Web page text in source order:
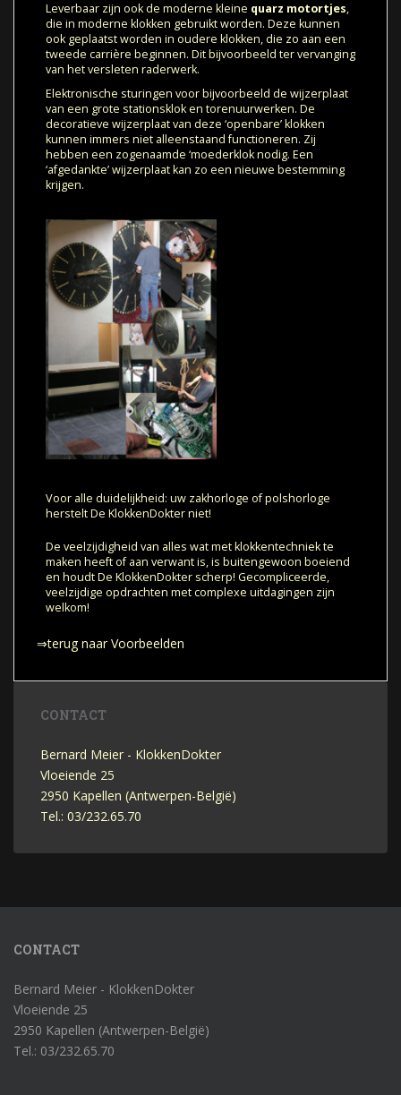
Leverbaar zijn ook de moderne kleine quarz motortjes,
die in moderne klokken gebruikt worden. Deze kunnen
ook geplaatst worden in oudere klokken, die zo aan een
tweede carrière beginnen. Dit bijvoorbeeld ter vervanging
van het versleten raderwerk.
Elektronische sturingen voor bijvoorbeeld de wijzerplaat
van een grote stationsklok en torenuurwerken. De
decoratieve wijzerplaat van deze ‘openbare’ klokken
kunnen immers niet alleenstaand functioneren. Zij
hebben een zogenaamde ‘moederklok nodig. Een
‘afgedankte’ wijzerplaat kan zo een nieuwe bestemming
krijgen.
Voor alle duidelijkheid: uw zakhorloge of polshorloge
herstelt De KlokkenDokter niet!
De veelzijdigheid van alles wat met klokkentechniek te
maken heeft of aan verwant is, is buitengewoon boeiend
en houdt De KlokkenDokter scherp! Gecompliceerde,
veelzijdige opdrachten met complexe uitdagingen zijn
welkom!
⇒terug naar Voorbeelden
CONTACT
Bernard Meier - KlokkenDokter
Vloeiende 25
2950 Kapellen (Antwerpen-België)
Tel.: 03/232.65.70
CONTACT
Bernard Meier - KlokkenDokter
Vloeiende 25
2950 Kapellen (Antwerpen-België)
Tel.: 03/232.65.70